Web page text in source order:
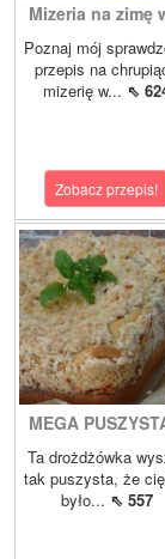
Mizeria na zimę
Poznaj mój
przepis na
mizerię w... ⇖
Zobacz przepis!
MEGA
Ta drożdżówka
tak puszysta, że
było... ⇖ 557